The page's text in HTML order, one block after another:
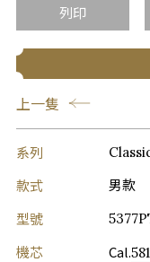
列印
上一隻
系列
款式 男款
型號
機芯 Cal.